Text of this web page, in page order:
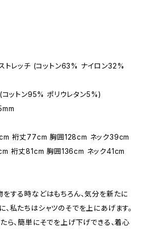
トレッチ (コットン63% ナイロン32%
コットン95% ポリウレタン5%)
裄丈77cm 胸囲128cm ネック39cm
裄丈81cm 胸囲136cm ネック41cm
をする時などはもちろん、気分を新たに
私たちはシャツのそでを上にあげます。
ら、簡単にそでを上げ下げできる、着心